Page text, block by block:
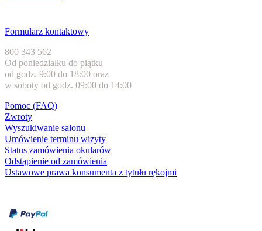
Formularz kontaktowy
800 343 562
Od poniedziałku do piątku
od godz. 9:00 do 18:00 oraz
w soboty od godz. 09:00 do 14:00
Pomoc (FAQ)
Zwroty
Wyszukiwanie salonu
Umówienie terminu wizyty
Status zamówienia okularów
Odstąpienie od zamówienia
Ustawowe prawa konsumenta z tytułu rękojmi